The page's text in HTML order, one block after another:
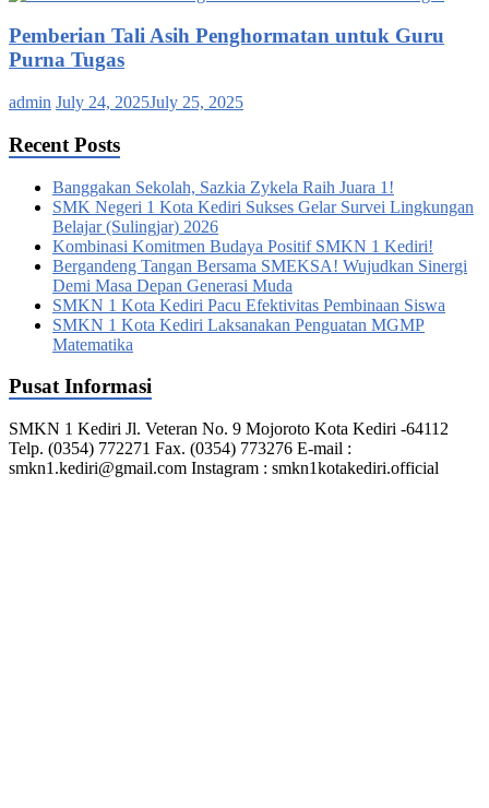
Pemberian Tali Asih Penghormatan untuk Guru
Purna Tugas
admin July 24, 2025July 25, 2025
Recent Posts
Banggakan Sekolah, Sazkia Zykela Raih Juara 1!
SMK Negeri 1 Kota Kediri Sukses Gelar Survei Lingkungan
Belajar (Sulingjar) 2026
Kombinasi Komitmen Budaya Positif SMKN 1 Kediri!
Bergandeng Tangan Bersama SMEKSA! Wujudkan Sinergi
Demi Masa Depan Generasi Muda
SMKN 1 Kota Kediri Pacu Efektivitas Pembinaan Siswa
SMKN 1 Kota Kediri Laksanakan Penguatan MGMP
Matematika
Pusat Informasi
SMKN 1 Kediri Jl. Veteran No. 9 Mojoroto Kota Kediri -64112
Telp. (0354) 772271 Fax. (0354) 773276 E-mail :
smkn1.kediri@gmail.com Instagram : smkn1kotakediri.official